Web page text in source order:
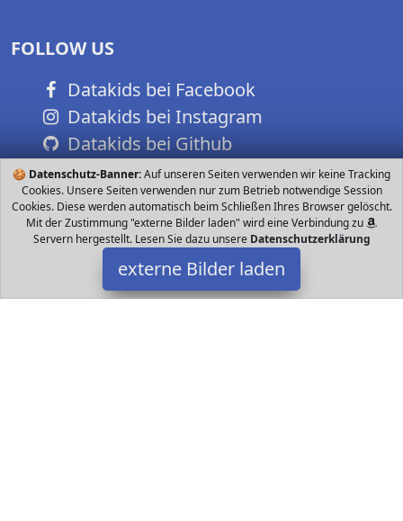
🍪 Datenschutz-Banner:Auf unseren Seiten verwenden wir keine Tracking
Cookies. Unsere Seiten verwenden nur zum Betrieb notwendige Session
Cookies. Diese werden automatisch beim Schließen Ihres Browser gelöscht.
Mit der Zustimmung "externe Bilder laden" wird eine Verbindung zu
Servern hergestellt. Lesen Sie dazu unsere Datenschutzerklärung
externe Bilder laden
FOLLOW US
Datakids bei Facebook
Datakids bei Instagram
Datakids bei Github